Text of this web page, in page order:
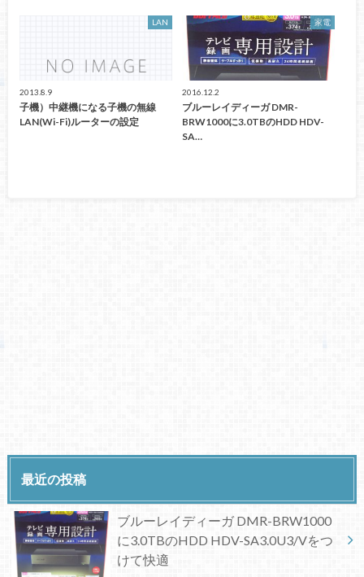
LAN
2013.8.9
子機）中継機になる子機の無線
LAN(Wi-Fi)ルーターの設定
家電
2016.12.2
ブルーレイディーガ DMR-
BRW1000に3.0TBのHDD HDV-
SA…
最近の投稿
ブルーレイディーガ DMR-BRW1000
に3.0TBのHDD HDV-SA3.0U3/Vをつ
けて快適